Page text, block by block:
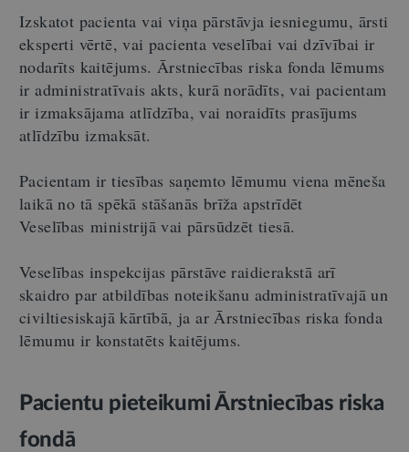
Izskatot pacienta vai viņa pārstāvja iesniegumu, ārsti
eksperti vērtē, vai pacienta veselībai vai dzīvībai ir
nodarīts kaitējums. Ārstniecības riska fonda lēmums
ir administratīvais akts, kurā norādīts, vai pacientam
ir izmaksājama atlīdzība, vai noraidīts prasījums
atlīdzību izmaksāt.
Pacientam ir tiesības saņemto lēmumu viena mēneša
laikā no tā spēkā stāšanās brīža apstrīdēt
Veselības ministrijā vai pārsūdzēt tiesā.
Veselības inspekcijas pārstāve raidierakstā arī
skaidro par atbildības noteikšanu administratīvajā un
civiltiesiskajā kārtībā, ja ar Ārstniecības riska fonda
lēmumu ir konstatēts kaitējums.
Pacientu pieteikumi Ārstniecības riska
fondā